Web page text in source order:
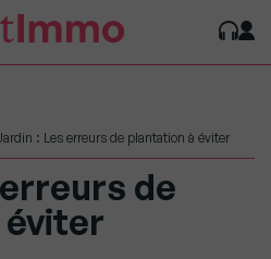
: Les erreurs de plantation à éviter
de
éviter